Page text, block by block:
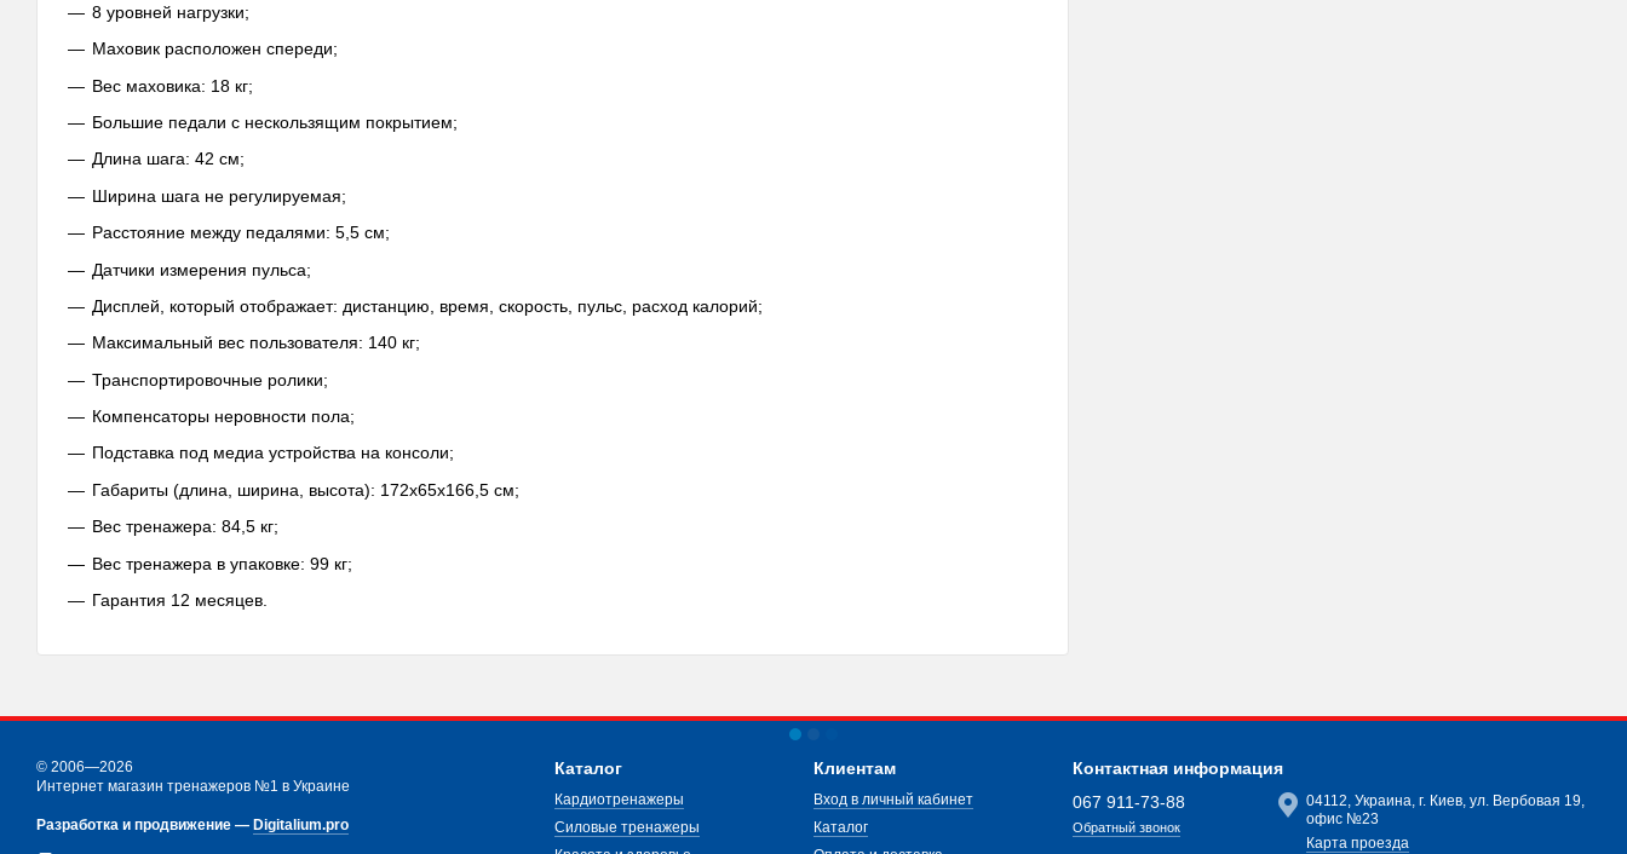
8 уровней нагрузки;
Маховик расположен спереди;
Вес маховика: 18 кг;
Большие педали с нескользящим покрытием;
Длина шага: 42 см;
Ширина шага не регулируемая;
Расстояние между педалями: 5,5 см;
Датчики измерения пульса;
Дисплей, который отображает: дистанцию, время, скорость, пульс, расход калорий;
Максимальный вес пользователя: 140 кг;
Транспортировочные ролики;
Компенсаторы неровности пола;
Подставка под медиа устройства на консоли;
Габариты (длина, ширина, высота): 172х65х166,5 см;
Вес тренажера: 84,5 кг;
Вес тренажера в упаковке: 99 кг;
Гарантия 12 месяцев.
© 2006—2026
Интернет магазин тренажеров №1 в Украине
Разработка и продвижение — Digitalium.pro
Каталог
Кардиотренажеры
Силовые тренажеры
Клиентам
Вход в личный кабинет
Каталог
Контактная информация
067 911-73-88
Обратный звонок
04112, Украина, г. Киев, ул. Вербовая 19,
офис №23
Карта проезда